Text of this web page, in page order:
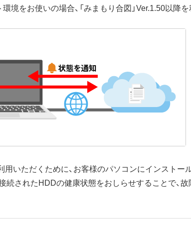
をお使いの場合、「みまもり合図」Ver.1.50以降を
用いただくために、お客様のパソコンにインストー
続されたHDDの健康状態をおしらせすることで、